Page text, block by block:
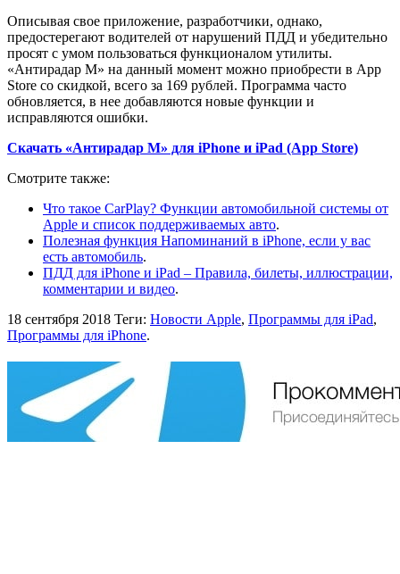
Описывая свое приложение, разработчики, однако,
предостерегают водителей от нарушений ПДД и убедительно
просят с умом пользоваться функционалом утилиты.
«Антирадар М» на данный момент можно приобрести в App
Store со скидкой, всего за 169 рублей. Программа часто
обновляется, в нее добавляются новые функции и
исправляются ошибки.
Скачать «Антирадар М» для iPhone и iPad (App Store)
Смотрите также:
Что такое CarPlay? Функции автомобильной системы от
Apple и список поддерживаемых авто.
Полезная функция Напоминаний в iPhone, если у вас
есть автомобиль.
ПДД для iPhone и iPad – Правила, билеты, иллюстрации,
комментарии и видео.
18 сентября 2018 Теги: Новости Apple, Программы для iPad,
Программы для iPhone.